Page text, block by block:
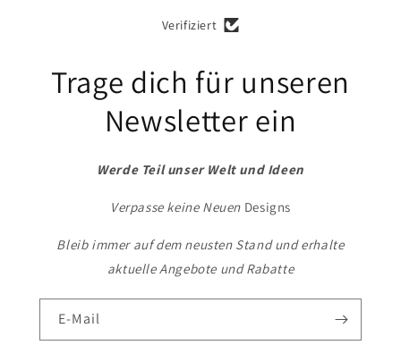
Verifiziert
Trage dich für unseren
Newsletter ein
Werde Teil unser Welt und Ideen
Verpasse keine Neuen Designs
Bleib immer auf dem neusten Stand und erhalte
aktuelle Angebote und Rabatte
E-Mail